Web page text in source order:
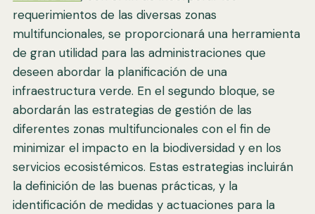
requerimientos de las diversas zonas
multifuncionales, se proporcionará una herramienta
de gran utilidad para las administraciones que
deseen abordar la planificación de una
infraestructura verde. En el segundo bloque, se
abordarán las estrategias de gestión de las
diferentes zonas multifuncionales con el fin de
minimizar el impacto en la biodiversidad y en los
servicios ecosistémicos. Estas estrategias incluirán
la definición de las buenas prácticas, y la
identificación de medidas y actuaciones para la